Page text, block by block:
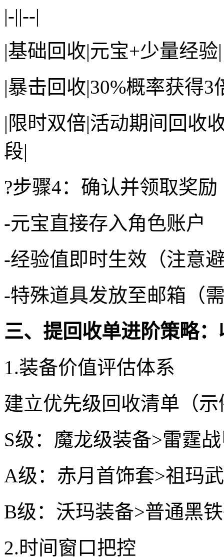
|-||--|
|基础回收|元宝+少量经
|暴击回收|30%概率获得
|限时双倍|活动期间回收
段|
?步骤4：确认并领取奖励
-元宝直接存入角色账户
-经验值即时生效（注意
-特殊道具发放至邮箱（
三、提回收单进阶策略
1.装备价值评估体系
建立优先级回收清单（示
S级：魔龙级装备>雷霆
A级：赤月首饰套>祖玛
B级：沃玛装备>普通黑
2.时间窗口把控